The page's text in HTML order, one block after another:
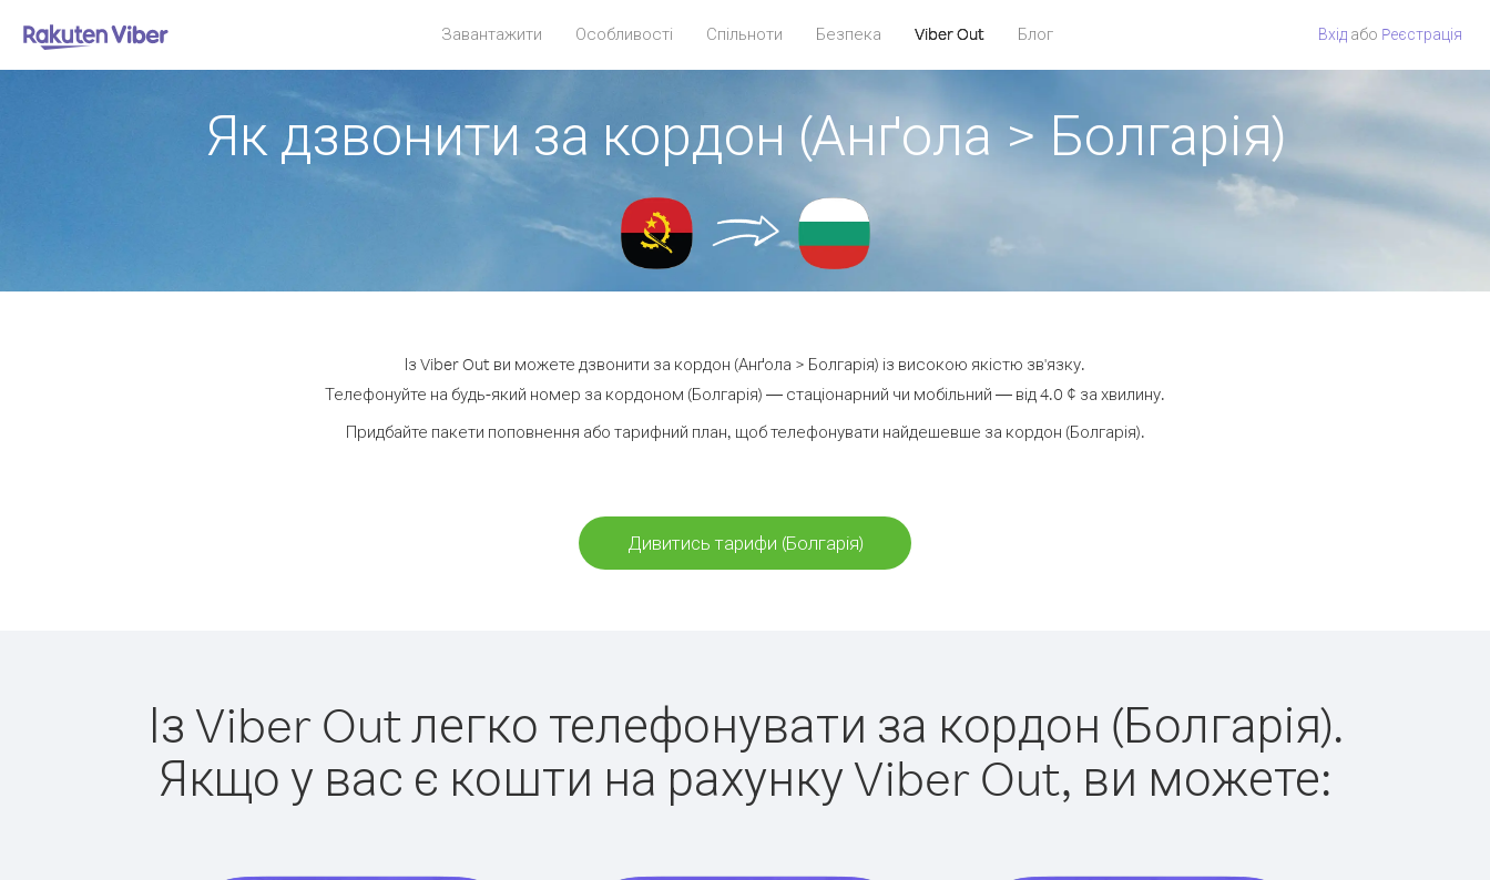
Завантажити Особливості Спільноти Безпека Viber Out Блог Вхід або Pеєстрація
Як дзвонити за кордон (Анґола > Болгарія)
Із Viber Out ви можете дзвонити за кордон (Анґола > Болгарія) із високою якістю зв'язку.
Телефонуйте на будь-який номер за кордоном (Болгарія) — стаціонарний чи мобільний — від 4.0 ¢ за хвилину.
Придбайте пакети поповнення або тарифний план, щоб телефонувати найдешевше за кордон (Болгарія).
Дивитись тарифи (Болгарія)
Із Viber Out легко телефонувати за кордон (Болгарія).
Якщо у вас є кошти на рахунку Viber Out, ви можете: